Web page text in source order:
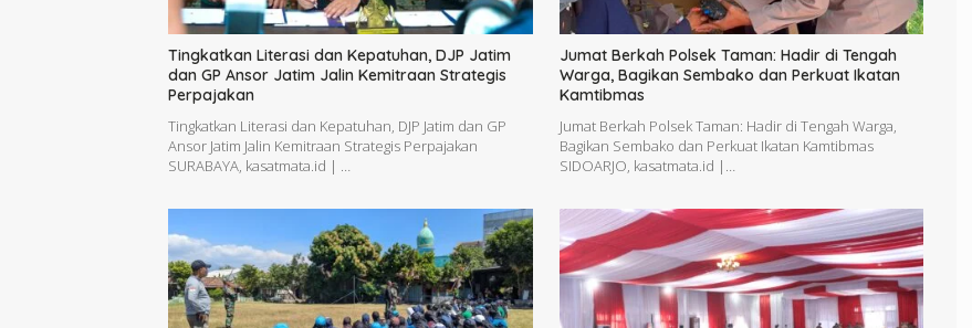
Tingkatkan Literasi dan Kepatuhan, DJP Jatim
dan GP Ansor Jatim Jalin Kemitraan Strategis
Perpajakan
Tingkatkan Literasi dan Kepatuhan, DJP Jatim dan GP
Ansor Jatim Jalin Kemitraan Strategis Perpajakan
SURABAYA, kasatmata.id | …
Jumat Berkah Polsek Taman: Hadir di Tengah
Warga, Bagikan Sembako dan Perkuat Ikatan
Kamtibmas
Jumat Berkah Polsek Taman: Hadir di Tengah Warga,
Bagikan Sembako dan Perkuat Ikatan Kamtibmas
SIDOARJO, kasatmata.id |…